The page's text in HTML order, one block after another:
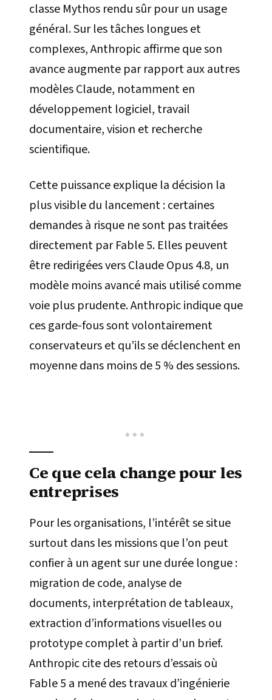
classe Mythos rendu sûr pour un usage
général. Sur les tâches longues et
complexes, Anthropic affirme que son
avance augmente par rapport aux autres
modèles Claude, notamment en
développement logiciel, travail
documentaire, vision et recherche
scientifique.
Cette puissance explique la décision la
plus visible du lancement : certaines
demandes à risque ne sont pas traitées
directement par Fable 5. Elles peuvent
être redirigées vers Claude Opus 4.8, un
modèle moins avancé mais utilisé comme
voie plus prudente. Anthropic indique que
ces garde-fous sont volontairement
conservateurs et qu’ils se déclenchent en
moyenne dans moins de 5 % des sessions.
Ce que cela change pour les
entreprises
Pour les organisations, l’intérêt se situe
surtout dans les missions que l’on peut
confier à un agent sur une durée longue :
migration de code, analyse de
documents, interprétation de tableaux,
extraction d’informations visuelles ou
prototype complet à partir d’un brief.
Anthropic cite des retours d’essais où
Fable 5 a mené des travaux d’ingénierie